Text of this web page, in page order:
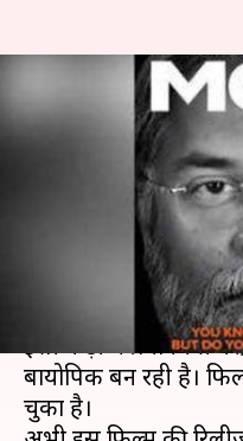
चुनाव के पहले
नमो',
प्रधानमंत्री पर
Mar 13, 2019
बॉलीवुड में बायोपिक का
इसी कड़ी में प्रधानमंत्री
बायोपिक बन रही है।
चुका है।